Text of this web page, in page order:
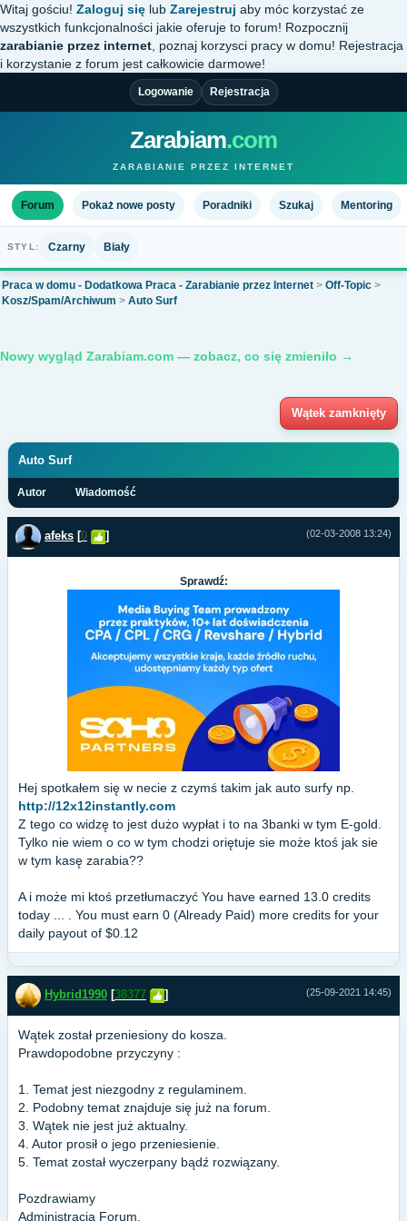
Witaj gościu! Zaloguj się lub Zarejestruj aby móc korzystać ze
wszystkich funkcjonalności jakie oferuje to forum! Rozpocznij
zarabianie przez internet , poznaj korzysci pracy w domu! Rejestracja
i korzystanie z forum jest całkowicie darmowe!
Logowanie Rejestracja
Zarabiam.com
ZARABIANIE PRZEZ INTERNET
Forum Pokaż nowe posty Poradniki Szukaj Mentoring
STYL: Czarny Biały
Praca w domu - Dodatkowa Praca - Zarabianie przez Internet > Off-Topic >
Kosz/Spam/Archiwum > Auto Surf
Nowy wygląd Zarabiam.com — zobacz, co się zmieniło →
Wątek zamknięty
Auto Surf
Autor Wiadomość
(02-03-2008 13:24)
afeks [0 ]
Sprawdź:
Hej spotkałem się w necie z czymś takim jak auto surfy np.
http://12x12instantly.com
Z tego co widzę to jest dużo wypłat i to na 3banki w tym E-gold.
Tylko nie wiem o co w tym chodzi oriętuje sie może ktoś jak sie
w tym kasę zarabia??
A i może mi ktoś przetłumaczyć You have earned 13.0 credits
today ... . You must earn 0 (Already Paid) more credits for your
daily payout of $0.12
(25-09-2021 14:45)
Hybrid1990 [38377 ]
Wątek został przeniesiony do kosza.
Prawdopodobne przyczyny :
1. Temat jest niezgodny z regulaminem.
2. Podobny temat znajduje się już na forum.
3. Wątek nie jest już aktualny.
4. Autor prosił o jego przeniesienie.
5. Temat został wyczerpany bądź rozwiązany.
Pozdrawiamy
Administracja Forum.